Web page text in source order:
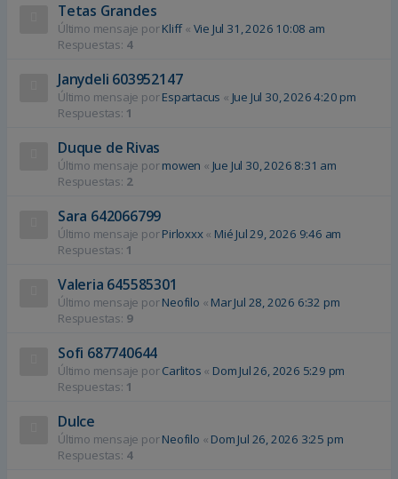
Tetas Grandes
Último mensaje porKliff« Vie Jul 31, 2026 10:08 am
Respuestas: 4
Janydeli ‪603952147‬
Último mensaje porEspartacus « Jue Jul 30, 2026 4:20 pm
Respuestas: 1
Duque de Rivas
Último mensaje pormowen « Jue Jul 30, 2026 8:31 am
Respuestas: 2
Sara 642066799
Último mensaje porPirloxxx« Mié Jul 29, 2026 9:46 am
Respuestas: 1
Valeria 645585301
Último mensaje porNeofilo « Mar Jul 28, 2026 6:32 pm
Respuestas: 9
Sofi 687740644
Último mensaje porCarlitos « Dom Jul 26, 2026 5:29 pm
Respuestas: 1
Dulce
Último mensaje porNeofilo « Dom Jul 26, 2026 3:25 pm
Respuestas: 4